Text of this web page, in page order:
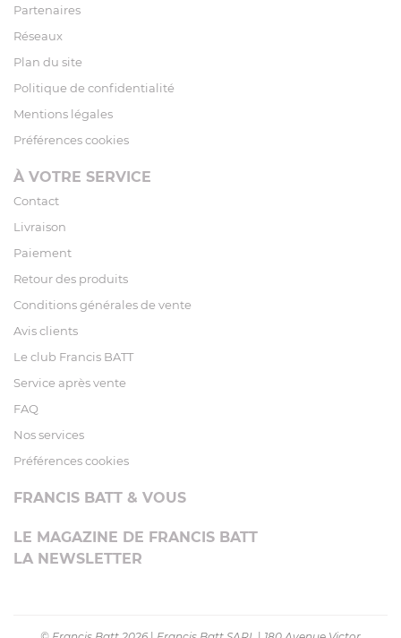
Partenaires
Réseaux
Plan du site
Politique de confidentialité
Mentions légales
Préférences cookies
À VOTRE SERVICE
Contact
Livraison
Paiement
Retour des produits
Conditions générales de vente
Avis clients
Le club Francis BATT
Service après vente
FAQ
Nos services
Préférences cookies
FRANCIS BATT & VOUS
LE MAGAZINE DE FRANCIS BATT
LA NEWSLETTER